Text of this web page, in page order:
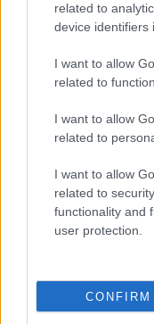
related to
device identifiers
I want to allow
related to
I want to allow
related to
I want to allow
related to
functionality and
user protection.
CONFIRM
Ελαστικά &
Αγράμπελα